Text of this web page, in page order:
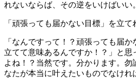
れないならば、その逆をいけばいい
「頑張っても届かない目標」を立て
「なんですって！？頑張っても届
立てて意味あるんですか！？」と思
よね！？当然です。分かります。勿
なたが本当に叶えたいものでなけれ